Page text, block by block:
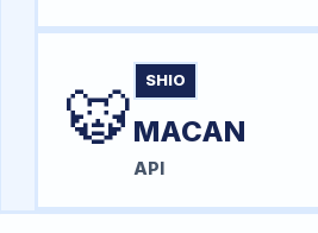
🐯 SHIO
MACAN
API